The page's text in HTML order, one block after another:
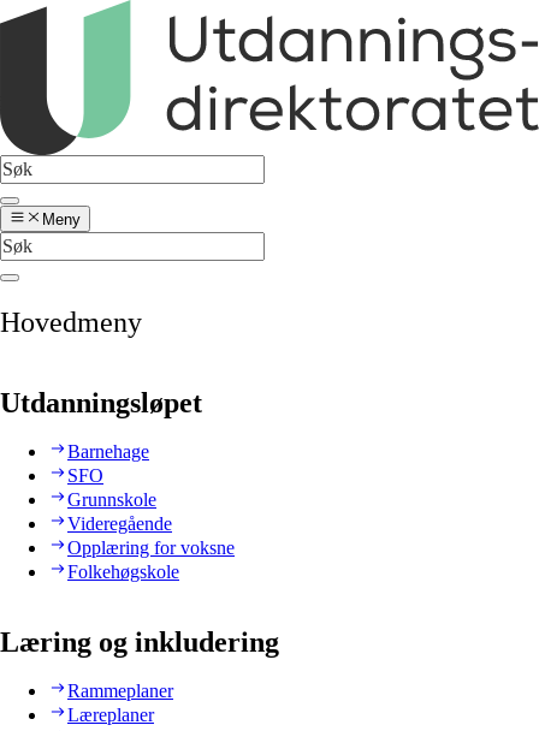
Meny
Hovedmeny
Utdanningsløpet
Barnehage
SFO
Grunnskole
Videregående
Opplæring for voksne
Folkehøgskole
Læring og inkludering
Rammeplaner
Læreplaner